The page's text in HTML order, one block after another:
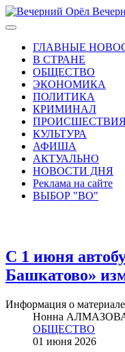
ГЛАВНЫЕ
В СТРАНЕ
ОБЩЕСТВО
ЭКОНОМИКА
ПОЛИТИКА
КРИМИНАЛ
КУЛЬТУРА
АФИША
АКТУАЛЬНО
НОВОСТИ ДНЯ
Реклама на сайте
ВЫБОР "ВО"
С 1 июня
Башкатово»
Информация о материале
Нонна
ОБЩЕСТВО
01 июня 2026